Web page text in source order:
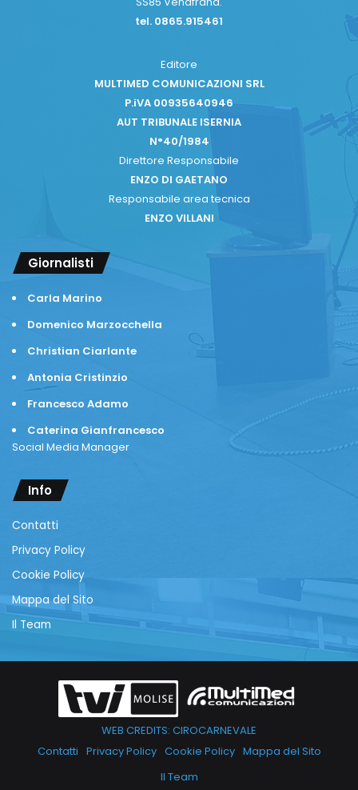
tel. 0865.915461
Editore
MULTIMED COMUNICAZIONI SRL
P.iVA 00935640946
AUT TRIBUNALE ISERNIA
N°40/1984
Direttore Responsabile
ENZO DI GAETANO
Responsabile area tecnica
ENZO VILLANI
Giornalisti
Carla Marino
Domenico Marzocchella
Christian Ciarlante
Antonia Cristinzio
Francesco Adamo
Caterina Gianfrancesco
Social Media Manager
Info
Contatti
Privacy Policy
Cookie Policy
Mappa del Sito
Il Team
WEB CREDITS: CIROCARNEVALE
Contatti Privacy Policy Cookie Policy Mappa del Sito
Il Team